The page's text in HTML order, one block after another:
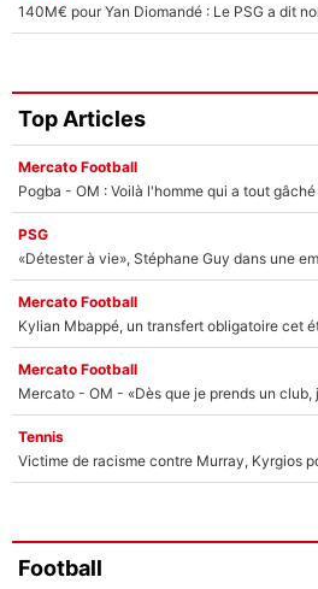
Top Articles
Mercato Football
Pogba - OM : Voilà l'homme qui a tout gâché
PSG
«Détester à vie», Stéphane Guy dans une
Mercato Football
Kylian Mbappé, un transfert obligatoire cet
Mercato Football
Tennis
Football